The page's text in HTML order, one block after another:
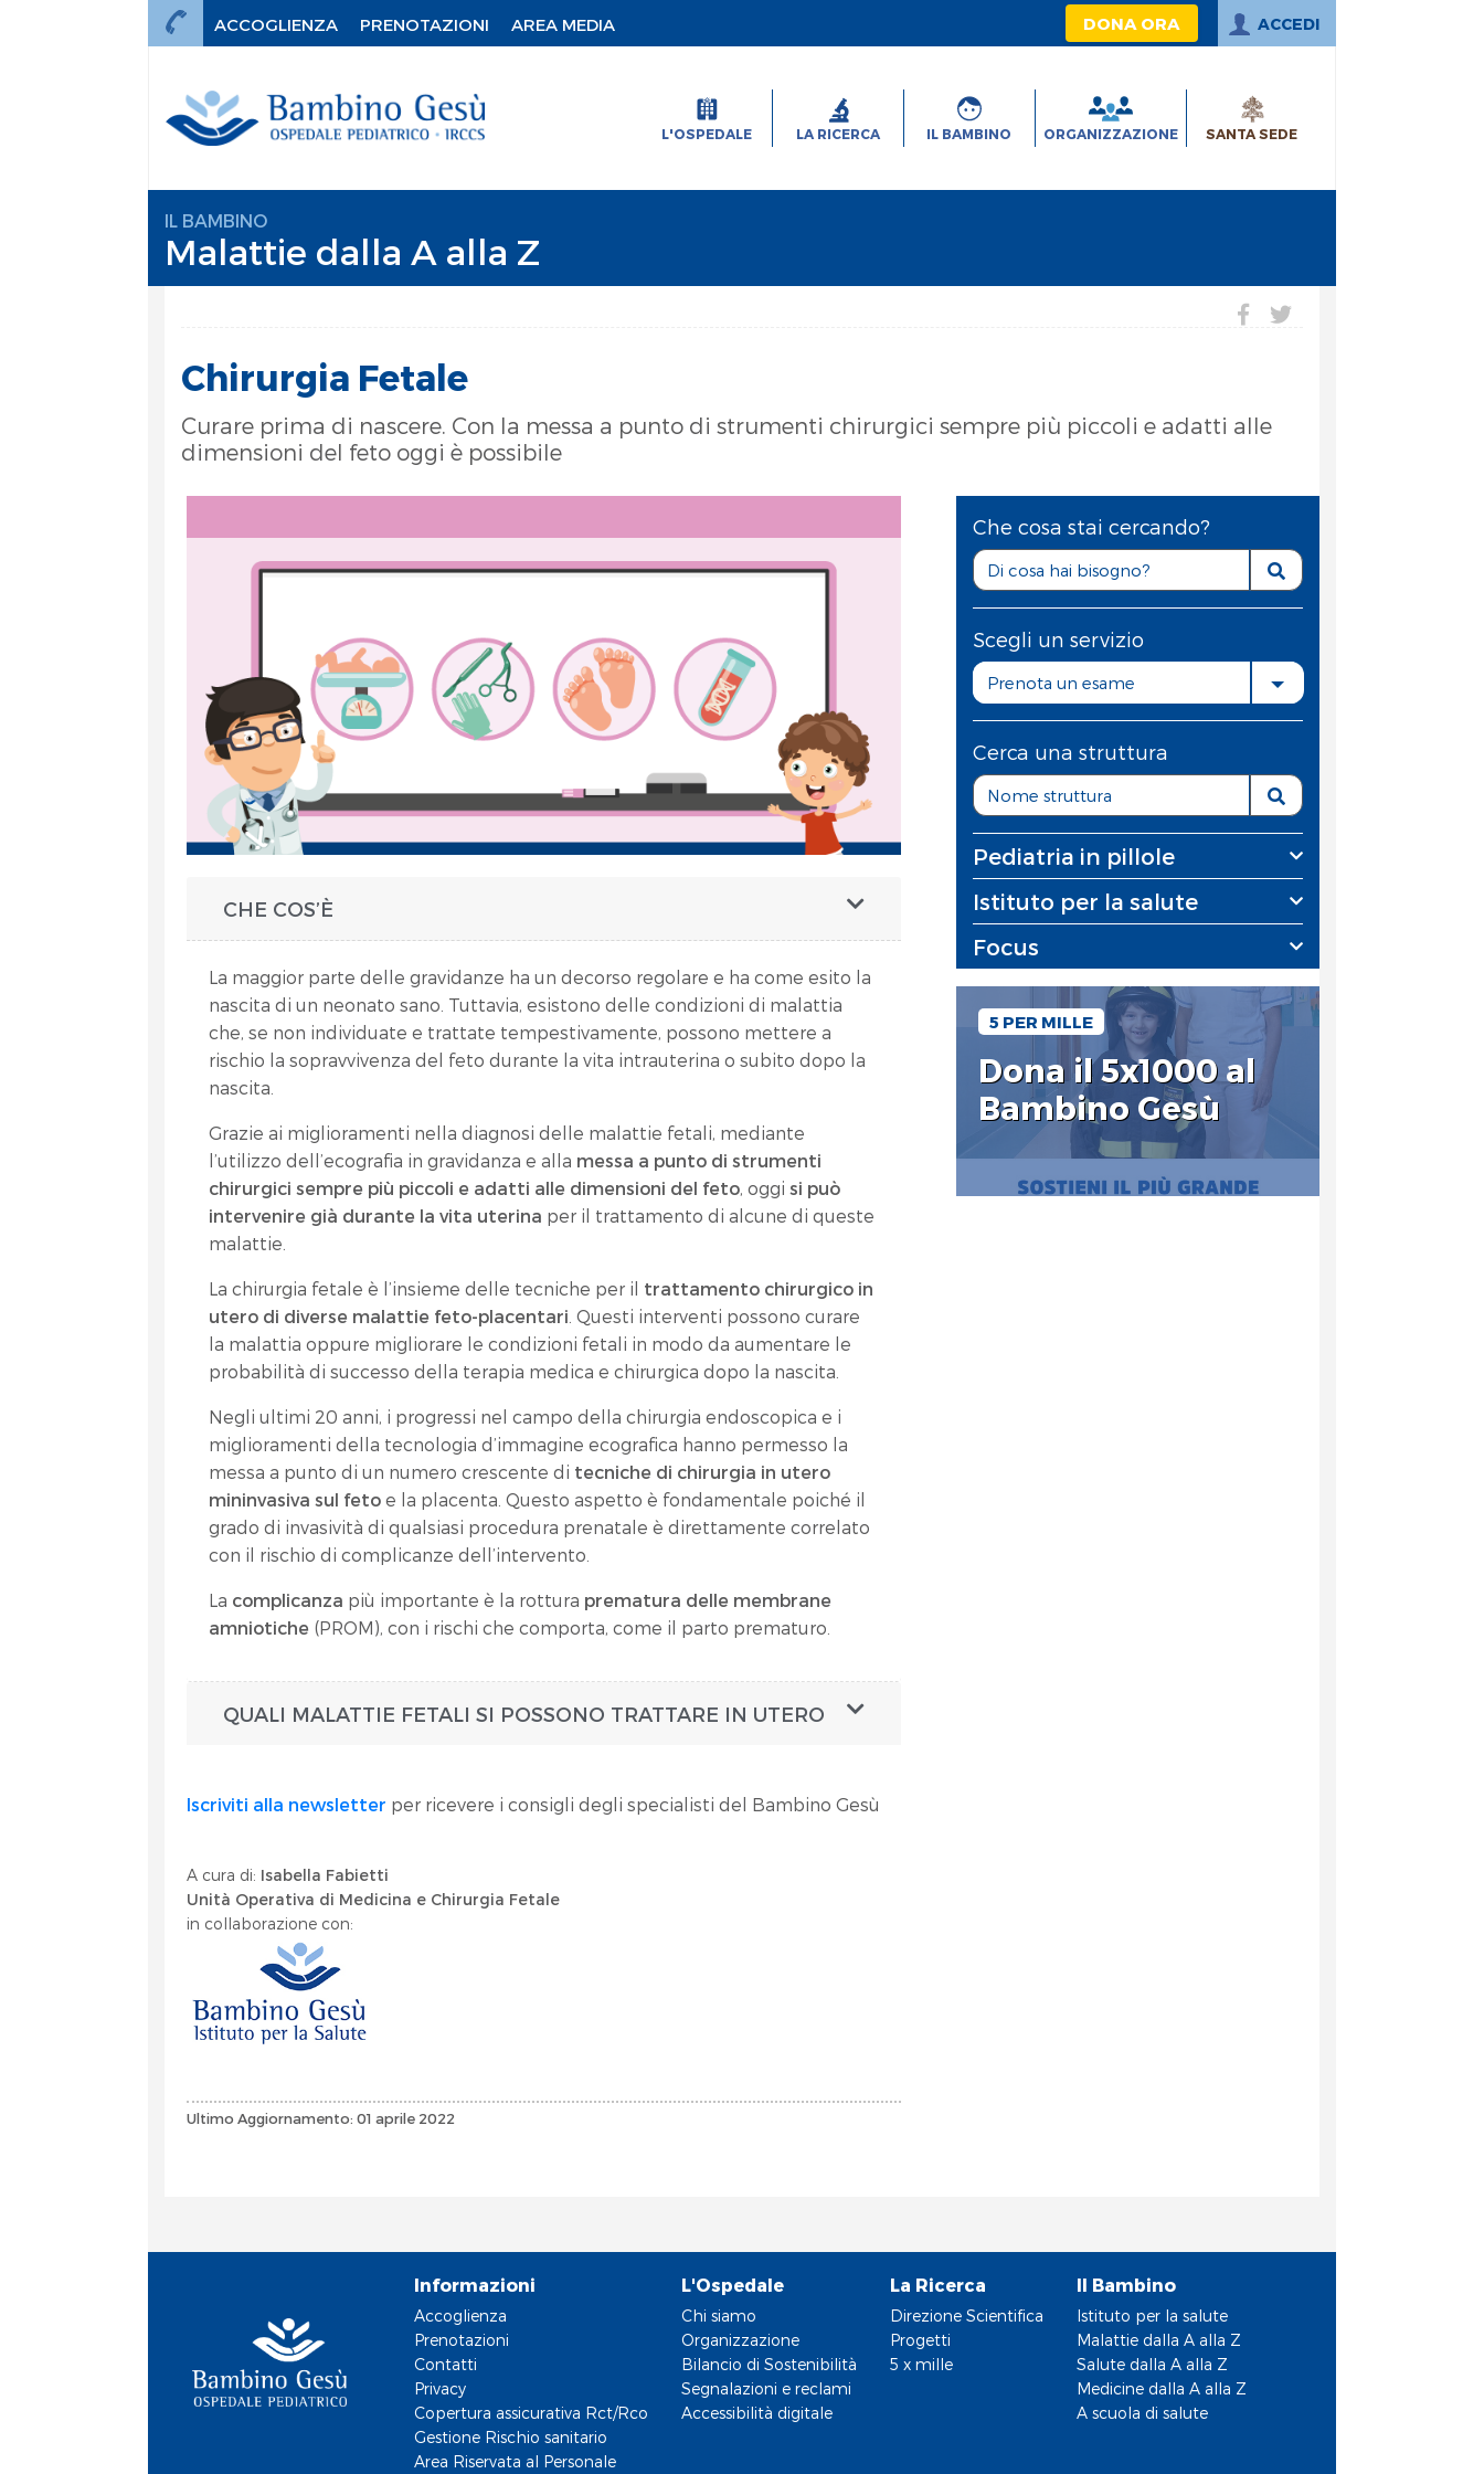
ACCOGLIENZA PRENOTAZIONI AREA MEDIA DONA ORA ACCEDI
L'OSPEDALE LA RICERCA IL BAMBINO ORGANIZZAZIONE SANTA SEDE
IL BAMBINO
Malattie dalla A alla Z
Chirurgia Fetale
Curare prima di nascere. Con la messa a punto di strumenti chirurgici sempre più piccoli e adatti alle
dimensioni del feto oggi è possibile
CHE COS’È
La maggior parte delle gravidanze ha un decorso regolare e ha come esito la
nascita di un neonato sano. Tuttavia, esistono delle condizioni di malattia
che, se non individuate e trattate tempestivamente, possono mettere a
rischio la sopravvivenza del feto durante la vita intrauterina o subito dopo la
nascita.
Grazie ai miglioramenti nella diagnosi delle malattie fetali, mediante
l’utilizzo dell’ecografia in gravidanza e alla messa a punto di strumenti
chirurgici sempre più piccoli e adatti alle dimensioni del feto, oggisi può
intervenire già durante la vita uterina per il trattamento di alcune di queste
malattie.
La chirurgia fetale è l’insieme delle tecniche per il trattamento chirurgico in
utero di diverse malattie feto-placentari . Questi interventi possono curare
la malattia oppure migliorare le condizioni fetali in modo da aumentare le
probabilità di successo della terapia medica e chirurgica dopo la nascita.
Negli ultimi 20 anni, i progressi nel campo della chirurgia endoscopica e i
miglioramenti della tecnologia d’immagine ecografica hanno permesso la
messa a punto di un numero crescente di tecniche di chirurgia in utero
mininvasiva sul feto e la placenta. Questo aspetto è fondamentale poiché il
grado di invasività di qualsiasi procedura prenatale è direttamente correlato
con il rischio di complicanze dell’intervento.
La complicanza più importante è la rottura prematura delle membrane
amniotiche (PROM), con i rischi che comporta, come il parto prematuro.
QUALI MALATTIE FETALI SI POSSONO TRATTARE IN UTERO
Iscriviti alla newsletter per ricevere i consigli degli specialisti del Bambino Gesù
A cura di: Isabella Fabietti
Unità Operativa di Medicina e Chirurgia Fetale
in collaborazione con:
Ultimo Aggiornamento: 01 aprile 2022
Che cosa stai cercando?
Scegli un servizio
Prenota un esame
Cerca una struttura
Pediatria in pillole
Istituto per la salute
Focus
5 PER MILLE
Dona il 5x1000 al
Bambino Gesù
Informazioni
Accoglienza
Prenotazioni
Contatti
Privacy
Copertura assicurativa Rct/Rco
Gestione Rischio sanitario
Area Riservata al Personale
L'Ospedale
Chi siamo
Organizzazione
Bilancio di Sostenibilità
Segnalazioni e reclami
Accessibilità digitale
La Ricerca
Direzione Scientifica
Progetti
5 x mille
Il Bambino
Istituto per la salute
Malattie dalla A alla Z
Salute dalla A alla Z
Medicine dalla A alla Z
A scuola di salute